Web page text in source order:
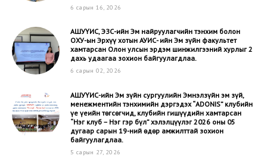
6 сарын 16, 2026
АШУҮИС, ЭЗС-ийн Эм найруулагчийн тэнхим болон
ОХУ-ын Эрхүү хотын АУИС- ийн Эм зүйн факультет
хамтарсан Олон улсын эрдэм шинжилгээний хурлыг 2
дахь удаагаа зохион байгуулагдлаа.
6 сарын 02, 2026
АШУҮИС-ийн Эм зүйн сургуулийн Эмнэлзүйн эм зүй,
менежментийн тэнхимийн дэргэдэх “ADONIS” клубийн
үе үеийн төгсөгчид, клубийн гишүүдийн хамтарсан
“Нэг клуб – Нэг гэр бүл” хэлэлцүүлэг 2026 оны 05
дугаар сарын 19-ний өдөр амжилттай зохион
байгуулагдлаа.
5 сарын 27, 2026